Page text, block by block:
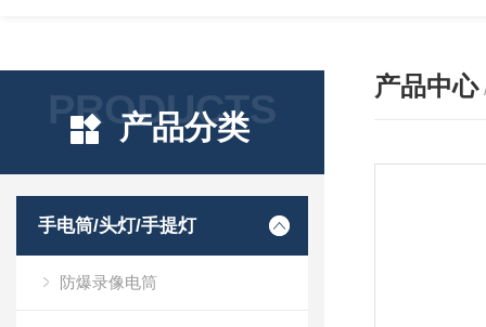
PRODUCTS
产品分类
手电筒/头灯/手提灯
防爆录像电筒
产品中心